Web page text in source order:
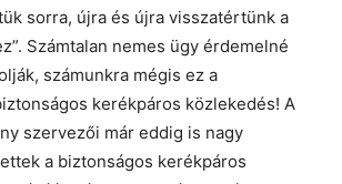
sorra, újra és újra visszatértünk a
Számtalan nemes ügy érdemelné
számunkra mégis ez a
kerékpáros közlekedés! A
szervezői már eddig is nagy
a biztonságos kerékpáros